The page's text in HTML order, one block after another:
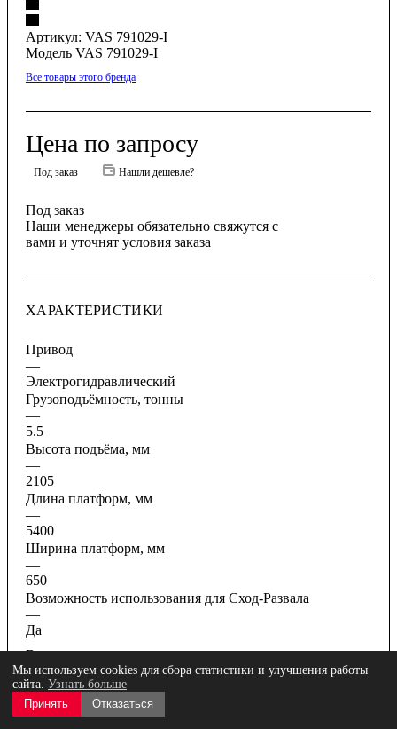
Артикул: VAS 791029-I
Модель VAS 791029-I
Все товары этого бренда
Цена по запросу
Под заказ Нашли дешевле?
Под заказ
Наши менеджеры обязательно свяжутся с
вами и уточнят условия заказа
ХАРАКТЕРИСТИКИ
Привод
—
Электрогидравлический
Грузоподъёмность, тонны
—
5.5
Высота подъёма, мм
—
2105
Длина платформ, мм
—
5400
Ширина платформ, мм
—
650
Возможность использования для Сход-Развала
—
Да
Все характеристики
Мы используем cookies для сбора статистики и улучшения работы
сайта. Узнать больше
Принять
Отказаться